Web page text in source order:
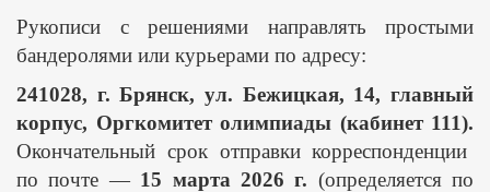
Рукописи с решениями направлять простыми
бандеролями или курьерами по адресу:
241028, г. Брянск, ул. Бежицкая, 14, главный
корпус, Оргкомитет олимпиады (кабинет 111).
Окончательный срок отправки корреспонденции
по почте — 15 марта 2026 г. (определяется по